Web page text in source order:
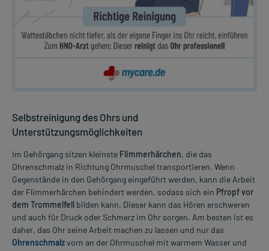
Selbstreinigung des Ohrs und
Unterstützungsmöglichkeiten
Im Gehörgang sitzen kleinste Flimmerhärchen, die das
Ohrenschmalz in Richtung Ohrmuschel transportieren. Wenn
Gegenstände in den Gehörgang eingeführt werden, kann die Arbeit
der Flimmerhärchen behindert werden, sodass sich ein Pfropf vor
dem Trommelfell bilden kann. Dieser kann das Hören erschweren
und auch für Druck oder Schmerz im Ohr sorgen. Am besten ist es
daher, das Ohr seine Arbeit machen zu lassen und nur das
Ohrenschmalzvorn an der Ohrmuschel mit warmem Wasser und